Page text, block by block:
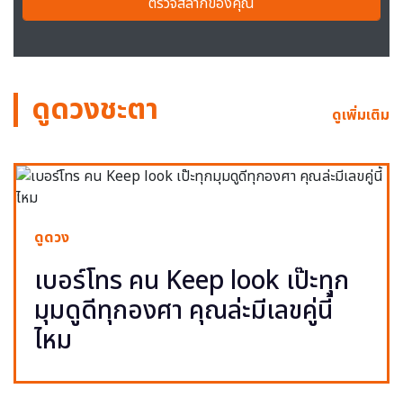
ดูดวงชะตา ดูเพิ่มเติม
ดูดวง
เบอร์โทร คน Keep look เป๊ะทุก
มุมดูดีทุกองศา คุณล่ะมีเลขคู่นี้
ไหม